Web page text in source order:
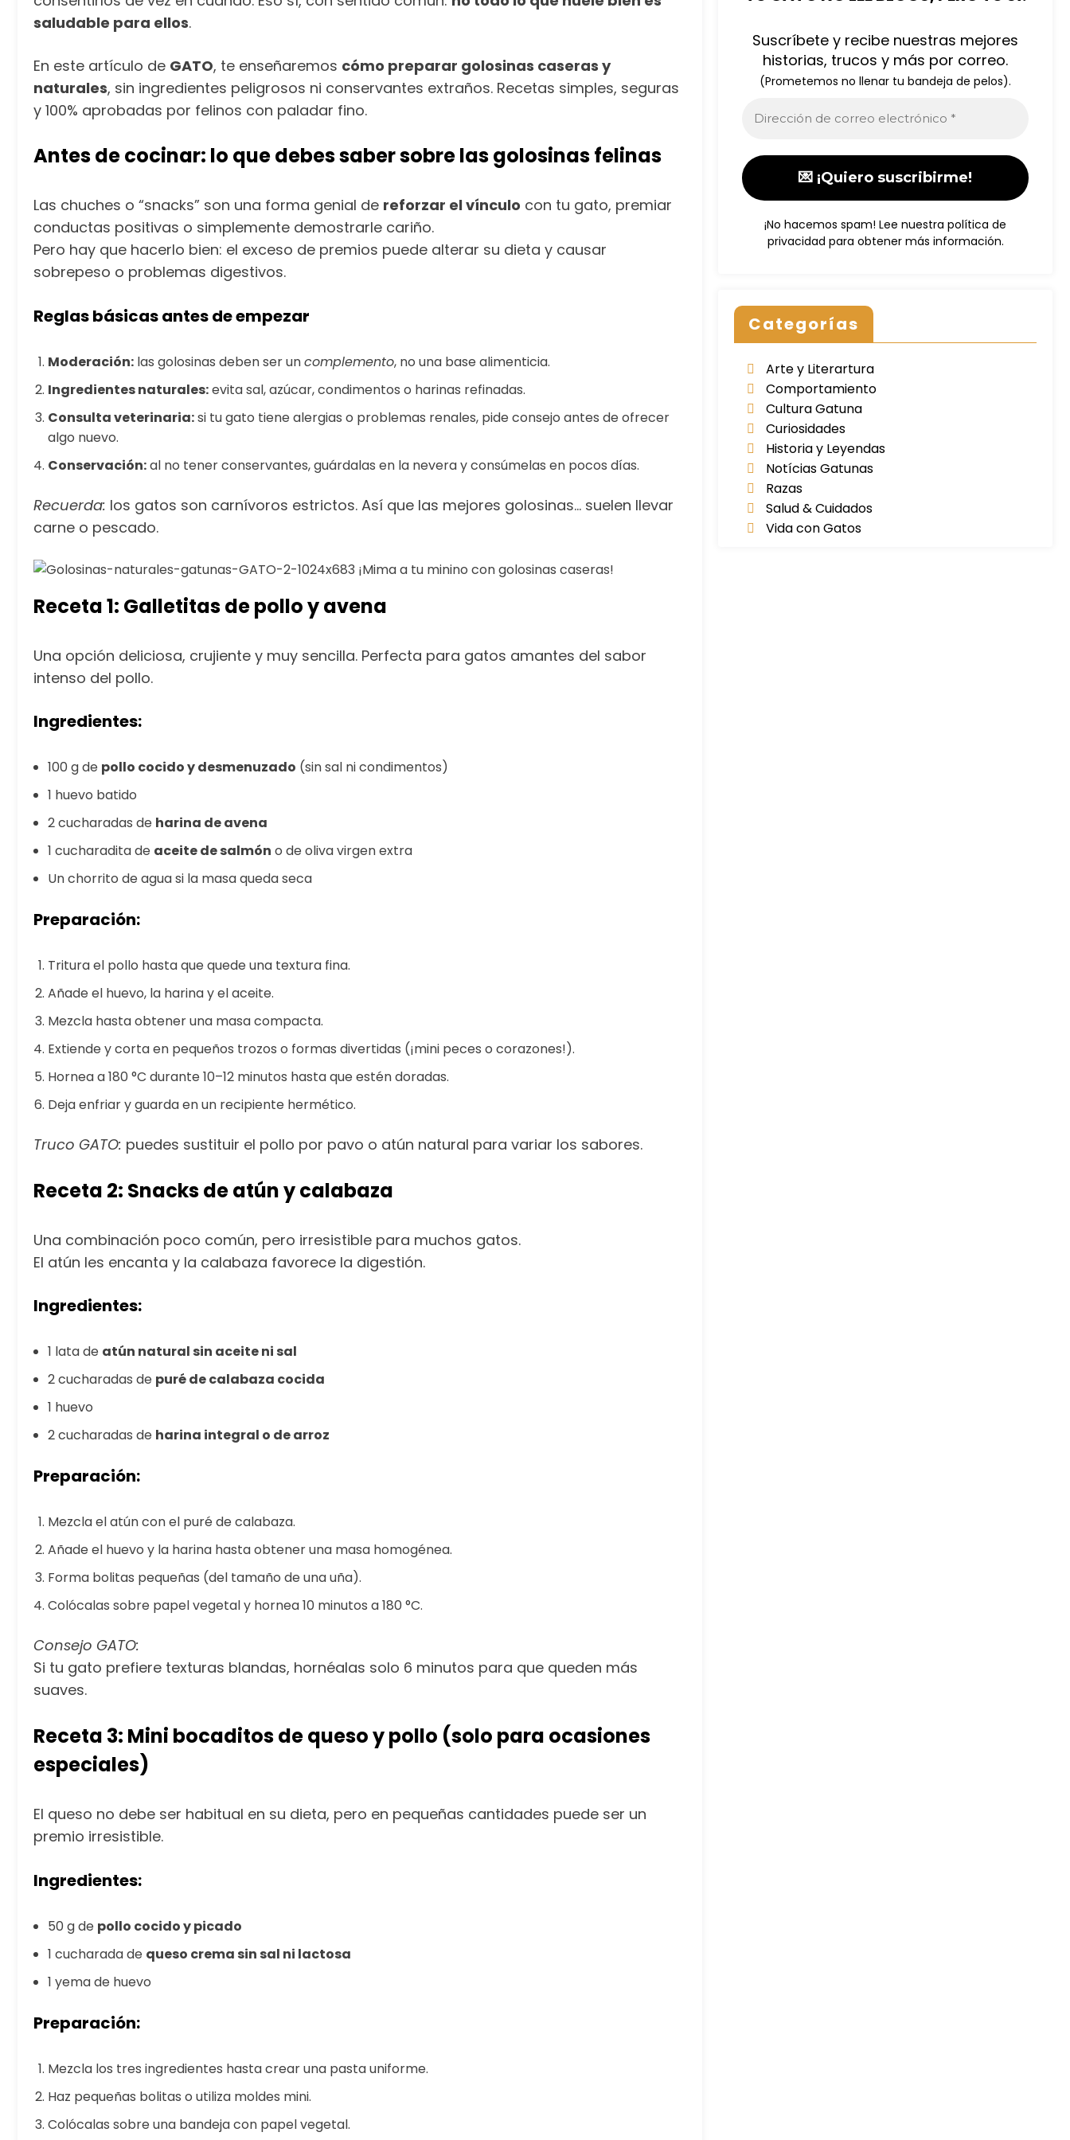
saludable para ellos.
En este artículo de GATO, te enseñaremos cómo preparar golosinas caseras y
naturales, sin ingredientes peligrosos ni conservantes extraños. Recetas simples, seguras
y 100% aprobadas por felinos con paladar fino.
Antes de cocinar: lo que debes saber sobre las golosinas felinas
Las chuches o “snacks” son una forma genial de reforzar el vínculo con tu gato, premiar
conductas positivas o simplemente demostrarle cariño.
Pero hay que hacerlo bien: el exceso de premios puede alterar su dieta y causar
sobrepeso o problemas digestivos.
Reglas básicas antes de empezar
Moderación: las golosinas deben ser uncomplemento, no una base alimenticia.
Ingredientes naturales:evita sal, azúcar, condimentos o harinas refinadas.
Consulta veterinaria:si tu gato tiene alergias o problemas renales, pide consejo antes de ofrecer
algo nuevo.
Conservación:al no tener conservantes, guárdalas en la nevera y consúmelas en pocos días.
Recuerda: los gatos son carnívoros estrictos. Así que las mejores golosinas… suelen llevar
carne o pescado.
Receta 1: Galletitas de pollo y avena
Una opción deliciosa, crujiente y muy sencilla. Perfecta para gatos amantes del sabor
intenso del pollo.
Ingredientes:
100 g de pollo cocido y desmenuzado (sin sal ni condimentos)
1 huevo batido
2 cucharadas de harina de avena
1 cucharadita de aceite de salmón o de oliva virgen extra
Un chorrito de agua si la masa queda seca
Preparación:
Tritura el pollo hasta que quede una textura fina.
Añade el huevo, la harina y el aceite.
Mezcla hasta obtener una masa compacta.
Extiende y corta en pequeños trozos o formas divertidas (¡mini peces o corazones!).
Hornea a 180 °C durante 10–12 minutos hasta que estén doradas.
Deja enfriar y guarda en un recipiente hermético.
Truco GATO: puedes sustituir el pollo por pavo o atún natural para variar los sabores.
Receta 2: Snacks de atún y calabaza
Una combinación poco común, pero irresistible para muchos gatos.
El atún les encanta y la calabaza favorece la digestión.
Ingredientes:
1 lata de atún natural sin aceite ni sal
2 cucharadas de puré de calabaza cocida
1 huevo
2 cucharadas de harina integral o de arroz
Preparación:
Mezcla el atún con el puré de calabaza.
Añade el huevo y la harina hasta obtener una masa homogénea.
Forma bolitas pequeñas (del tamaño de una uña).
Colócalas sobre papel vegetal y hornea 10 minutos a 180 °C.
Consejo GATO:
Si tu gato prefiere texturas blandas, hornéalas solo 6 minutos para que queden más
suaves.
Receta 3: Mini bocaditos de queso y pollo (solo para ocasiones
especiales)
El queso no debe ser habitual en su dieta, pero en pequeñas cantidades puede ser un
premio irresistible.
Ingredientes:
50 g de pollo cocido y picado
1 cucharada de queso crema sin sal ni lactosa
1 yema de huevo
Preparación:
Mezcla los tres ingredientes hasta crear una pasta uniforme.
Haz pequeñas bolitas o utiliza moldes mini.
Colócalas sobre una bandeja con papel vegetal.
Suscríbete y recibe nuestras mejores
historias, trucos y más por correo.
(Prometemos no llenar tu bandeja de pelos).
¡No hacemos spam! Lee nuestrapolítica de
privacidad para obtener más información.
Categorías
Arte y Literartura
Comportamiento
Cultura Gatuna
Curiosidades
Historia y Leyendas
Notícias Gatunas
Razas
Salud & Cuidados
Vida con Gatos